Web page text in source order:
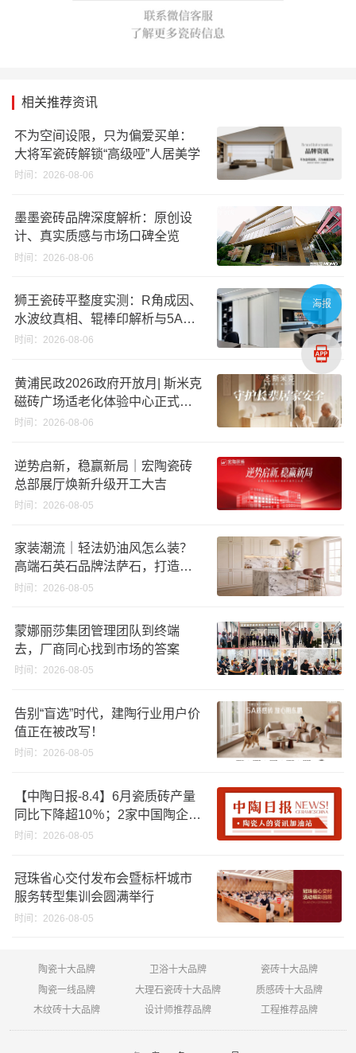
相关推荐资讯
不为空间设限，只为偏爱买单：
大将军瓷砖解锁“高级哑”人居美学
时间：2026-08-06
墨墨瓷砖品牌深度解析：原创设
计、真实质感与市场口碑全览
时间：2026-08-06
狮王瓷砖平整度实测：R角成因、
水波纹真相、辊棒印解析与5A标
准选购指南
时间：2026-08-06
黄浦民政2026政府开放月| 斯米克
磁砖广场适老化体验中心正式亮
相
时间：2026-08-06
逆势启新，稳赢新局｜宏陶瓷砖
总部展厅焕新升级开工大吉
时间：2026-08-05
家装潮流｜轻法奶油风怎么装？
高端石英石品牌法萨石，打造质
感橱柜台面
时间：2026-08-05
蒙娜丽莎集团管理团队到终端
去，厂商同心找到市场的答案
时间：2026-08-05
告别“盲选”时代，建陶行业用户价
值正在被改写！
时间：2026-08-05
【中陶日报-8.4】6月瓷质砖产量
同比下降超10％；2家中国陶企亮
相马来西亚ARCHIDEX 2026石材
份；方向集团出海
时间：2026-08-05
冠珠省心交付发布会暨标杆城市
服务转型集训会圆满举行
时间：2026-08-05
陶瓷十大品牌 卫浴十大品牌
瓷砖十大品牌
陶瓷一线品牌
大理石瓷砖十大品牌
质感砖十大品牌
木纹砖十大品牌
设计师推荐品牌 工程推荐品牌
海报